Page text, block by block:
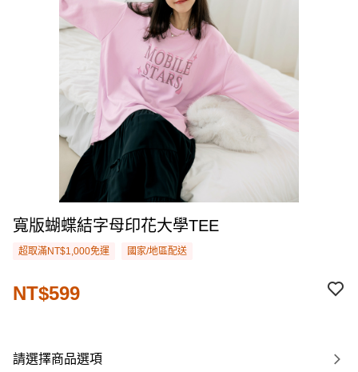
寬版蝴蝶結字母印花大學TEE
超取滿NT$1,000免運 國家/地區配送
NT$599
請選擇商品選項